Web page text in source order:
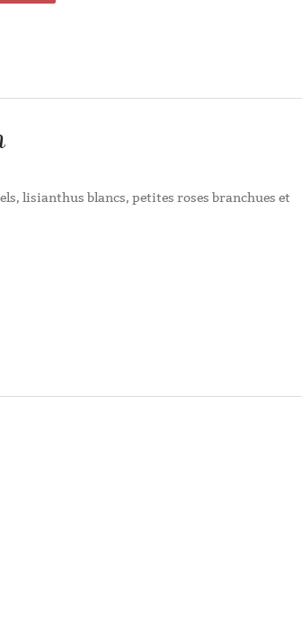
lisianthus blancs, petites roses branchues et